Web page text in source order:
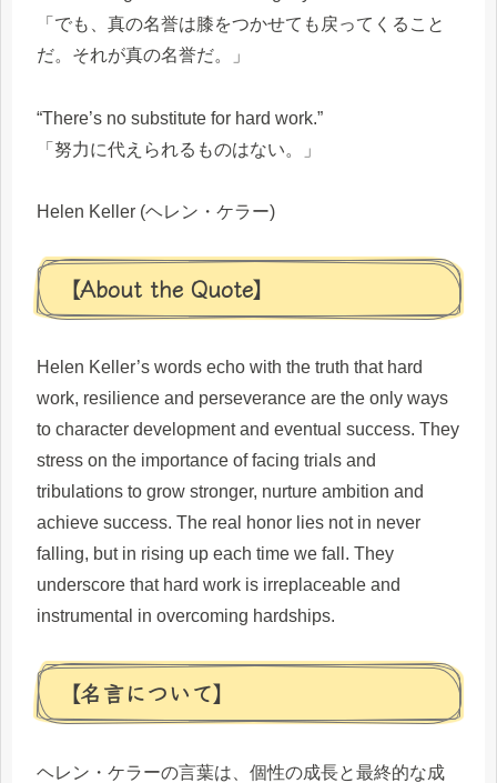
「でも、真の名誉は膝をつかせても戻ってくること
だ。それが真の名誉だ。」
“There’s no substitute for hard work.”
「努力に代えられるものはない。」
Helen Keller (ヘレン・ケラー)
【About the Quote】
Helen Keller’s words echo with the truth that hard
work, resilience and perseverance are the only ways
to character development and eventual success. They
stress on the importance of facing trials and
tribulations to grow stronger, nurture ambition and
achieve success. The real honor lies not in never
falling, but in rising up each time we fall. They
underscore that hard work is irreplaceable and
instrumental in overcoming hardships.
【名言について】
ヘレン・ケラーの言葉は、個性の成長と最終的な成